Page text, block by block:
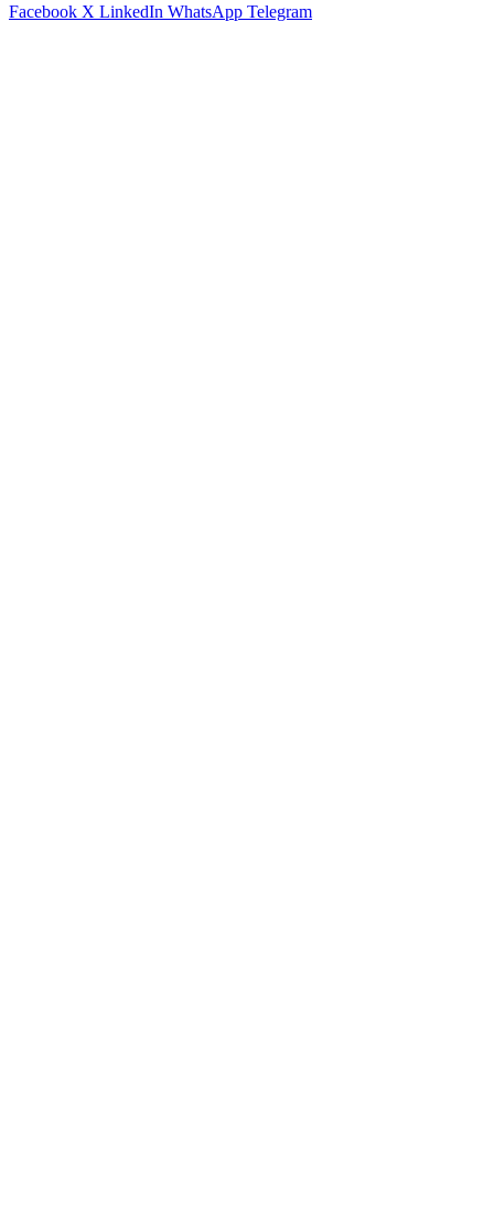
Facebook X LinkedIn WhatsApp Telegram